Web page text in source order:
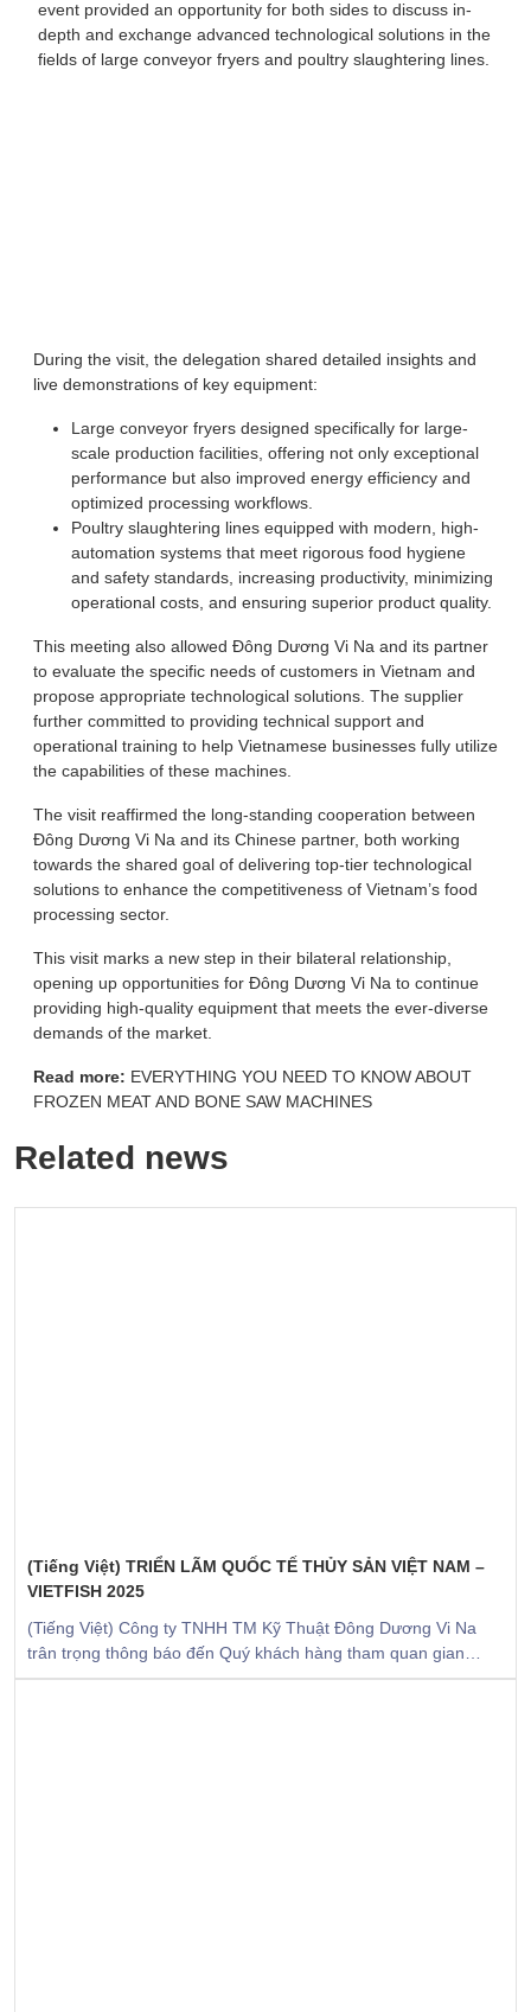
event provided an opportunity for both sides to discuss in-
depth and exchange advanced technological solutions in the
fields of large conveyor fryers and poultry slaughtering lines.
During the visit, the delegation shared detailed insights and
live demonstrations of key equipment:
Large conveyor fryers designed specifically for large-
scale production facilities, offering not only exceptional
performance but also improved energy efficiency and
optimized processing workflows.
Poultry slaughtering lines equipped with modern, high-
automation systems that meet rigorous food hygiene
and safety standards, increasing productivity, minimizing
operational costs, and ensuring superior product quality.
This meeting also allowed Đông Dương Vi Na and its partner
to evaluate the specific needs of customers in Vietnam and
propose appropriate technological solutions. The supplier
further committed to providing technical support and
operational training to help Vietnamese businesses fully utilize
the capabilities of these machines.
The visit reaffirmed the long-standing cooperation between
Đông Dương Vi Na and its Chinese partner, both working
towards the shared goal of delivering top-tier technological
solutions to enhance the competitiveness of Vietnam’s food
processing sector.
This visit marks a new step in their bilateral relationship,
opening up opportunities for Đông Dương Vi Na to continue
providing high-quality equipment that meets the ever-diverse
demands of the market.
Read more: EVERYTHING YOU NEED TO KNOW ABOUT
FROZEN MEAT AND BONE SAW MACHINES
Related news
(Tiếng Việt) TRIỂN LÃM QUỐC TẾ THỦY SẢN VIỆT NAM –
VIETFISH 2025
(Tiếng Việt) Công ty TNHH TM Kỹ Thuật Đông Dương Vi Na
trân trọng thông báo đến Quý khách hàng tham quan gian
hàng của chúng tôi tại: TRIỂN LÃM QUỐC TẾ THỦY SẢN VIỆT
Danh mục 4